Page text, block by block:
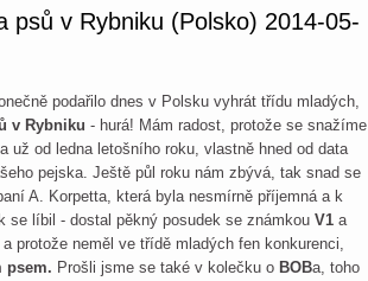
psů v Rybniku (Polsko) 2014-05-
podařilo dnes v Polsku vyhrát třídu mladých,
v Rybniku - hurá! Mám radost, protože se snažíme
už od ledna letošního roku, vlastně hned od data
pejska. Ještě půl roku nám zbývá, tak snad se
A. Korpetta, která byla nesmírně příjemná a k
se líbil - dostal pěkný posudek se známkou V1 a
a protože neměl ve třídě mladých fen konkurenci,
psem. Prošli jsme se také v kolečku o BOBa, toho